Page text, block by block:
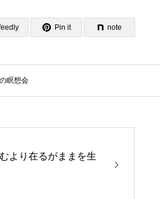
Pin it note
瞑想会
より在るがままを生